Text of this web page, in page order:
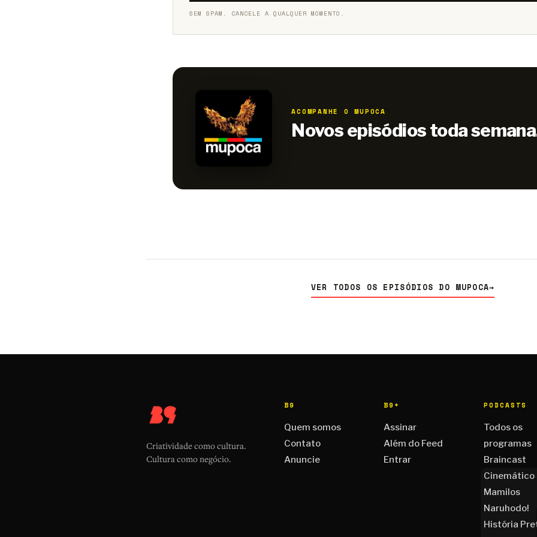
SEM SPAM. CANCELE A QUALQUER MOMENTO.
ACOMPANHE O MUPOCA
Novos episódios toda
VER TODOS OS EPISÓDIOS DO MUPOCA→
Criatividade como cultura.
Cultura como negócio.
B9
Quem somos
Contato
Anuncie
B9+
Assinar
Além do Feed
Entrar
PODCASTS
Todos os
programas
Braincast
Cinemático
Mamilos
Naruhodo!
História